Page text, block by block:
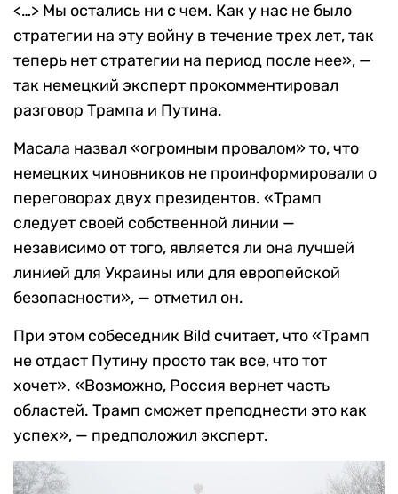
<…> Мы остались ни с чем. Как у нас не было
стратегии на эту войну в течение трех лет, так
теперь нет стратегии на период после нее», —
так немецкий эксперт прокомментировал
разговор Трампа и Путина.
Масала назвал «огромным провалом» то, что
немецких чиновников не проинформировали о
переговорах двух президентов. «Трамп
следует своей собственной линии —
независимо от того, является ли она лучшей
линией для Украины или для европейской
безопасности», — отметил он.
При этом собеседник Bild считает, что «Трамп
не отдаст Путину просто так все, что тот
хочет». «Возможно, Россия вернет часть
областей. Трамп сможет преподнести это как
успех», — предположил эксперт.